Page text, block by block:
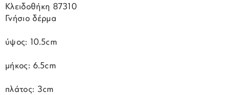
Κλειδοθήκη 87310
Γνήσιο δέρμα
ύψος: 10.5cm
μήκος: 6.5cm
πλάτος: 3cm